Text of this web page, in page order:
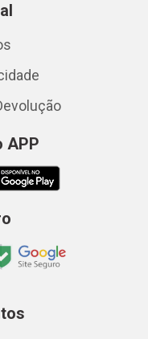
APP